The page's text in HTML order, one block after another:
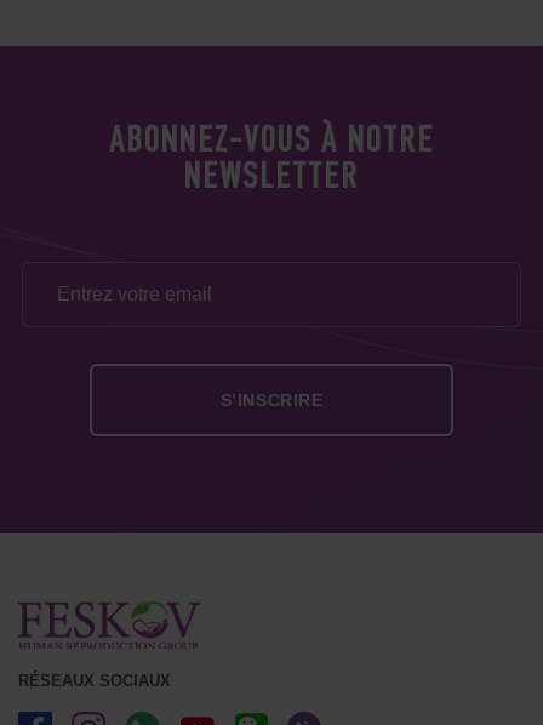
ABONNEZ-VOUS À NOTRE
NEWSLETTER
RÉSEAUX SOCIAUX